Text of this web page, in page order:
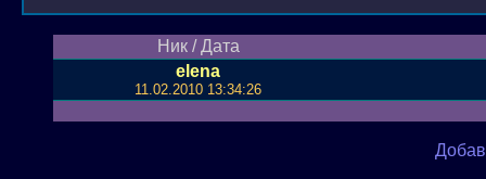
Ник / Дата
elena
11.02.2010 13:34:26